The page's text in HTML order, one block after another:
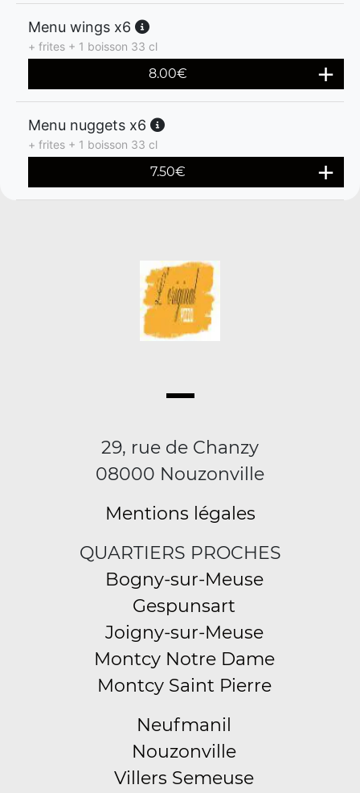
Menu wings x6
+ frites + 1 boisson 33 cl
8.00€
Menu nuggets x6
+ frites + 1 boisson 33 cl
7.50€
29, rue de Chanzy
08000 Nouzonville
Mentions légales
QUARTIERS PROCHES
Bogny-sur-Meuse
Gespunsart
Joigny-sur-Meuse
Montcy Notre Dame
Montcy Saint Pierre
Neufmanil
Nouzonville
Villers Semeuse